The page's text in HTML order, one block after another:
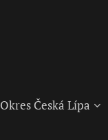
Okres Česká Lípa